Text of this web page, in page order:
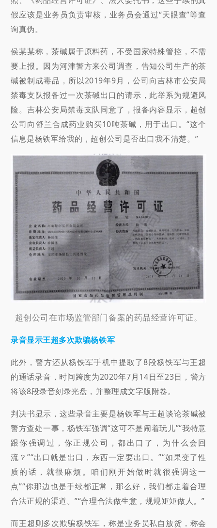
假应该是业务员负责审核，业务员会通过“天眼查”等查
询真伪。
侯某某称，茶碱属于原料药，不受国家特殊管控，不需
要上报。因为河津警方来公司调查，告知公司生产的茶
碱被制成毒品，所以2019年9月，公司向吉林市公安局
禁毒支队报备过一次茶碱出口的请示，此举系为规避风
险。吉林公安局禁毒支队同意了，报备内容显示，超创
公司向舒兰合成药业购买10吨茶碱，用于出口。“这个
信息是杨铁军给我的，超创公司是否出口我不清楚。”
超创公司在市场监管部门备案的药品经营许可证。
录音显示王超多次欺骗杨铁军
此外，警方还从杨铁军手机中提取了8段杨铁军与王超
的通话录音，时间跨度为2020年7月14日至23日，警方
将该8段录音刻录光盘，并整理成文字版附卷。
判决书显示，这些录音主要是杨铁军与王超谈论茶碱被
警方查处一事，杨铁军强调“这可不是闹着玩儿”“我特意
跟你强调过，你正规公司，都出口了，为什么会回
流？”“出口就是出口，东西一定要出口。”“如果变了性
质的话，就很麻烦。咱们刚开始做时就很强调这一
点”“你那边也是手续都正常，那么好，我们都走着合理
合法正规的渠道。”“合理合法做生意，规规矩矩做人。”
而王超则多次欺骗杨铁军，称是业务员私自放货，称会